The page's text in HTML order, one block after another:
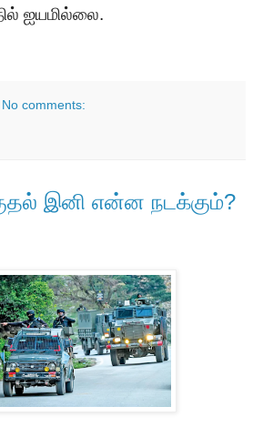
ஐயமில்லை.
No comments:
இனி என்ன நடக்கும்?